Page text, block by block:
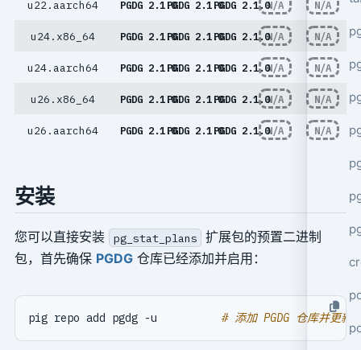
u22.aarch64 PGDG 2.1.0PGDG 2.1.0PGDG 2.1.0N/A N/A
u24.x86_64 PGDG 2.1.0PGDG 2.1.0PGDG 2.1.0N/A N/A
u24.aarch64 PGDG 2.1.0PGDG 2.1.0PGDG 2.1.0N/A N/A
u26.x86_64 PGDG 2.1.0PGDG 2.1.0PGDG 2.1.0N/A N/A
u26.aarch64 PGDG 2.1.0PGDG 2.1.0PGDG 2.1.0N/A N/A
安装
您可以直接安装 pg_stat_plans
扩展包的预置二进制
包，首先确保 PGDG仓库已经添加并启用：
pig repo add pgdg -u # 添加 PGDG 仓库并更新